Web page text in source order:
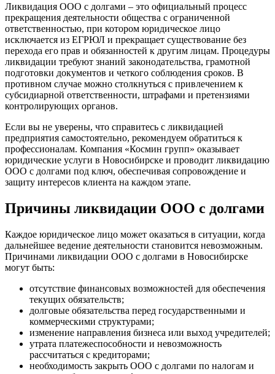
Ликвидация ООО с долгами – это официальный процесс
прекращения деятельности общества с ограниченной
ответственностью, при котором юридическое лицо
исключается из ЕГРЮЛ и прекращает существование без
перехода его прав и обязанностей к другим лицам. Процедуры
ликвидации требуют знаний законодательства, грамотной
подготовки документов и четкого соблюдения сроков. В
противном случае можно столкнуться с привлечением к
субсидиарной ответственности, штрафами и претензиями
контролирующих органов.
Если вы не уверены, что справитесь с ликвидацией
предприятия самостоятельно, рекомендуем обратиться к
профессионалам. Компания «Космин групп» оказывает
юридические услуги в Новосибирске и проводит ликвидацию
ООО с долгами под ключ, обеспечивая сопровождение и
защиту интересов клиента на каждом этапе.
Причины ликвидации ООО с долгами
Каждое юридическое лицо может оказаться в ситуации, когда
дальнейшее ведение деятельности становится невозможным.
Причинами ликвидации ООО с долгами в Новосибирске
могут быть:
отсутствие финансовых возможностей для обеспечения
текущих обязательств;
долговые обязательства перед государственными и
коммерческими структурами;
изменение направления бизнеса или выход учредителей;
утрата платежеспособности и невозможность
рассчитаться с кредиторами;
необходимость закрыть ООО с долгами по налогам и